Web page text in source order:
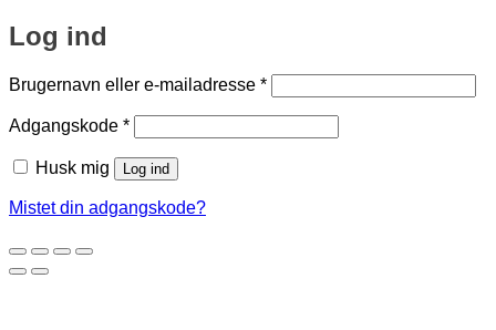
Log ind
Brugernavn eller e-mailadresse *Påkrævet
Adgangskode *Påkrævet
Husk mig Log ind
Mistet din adgangskode?